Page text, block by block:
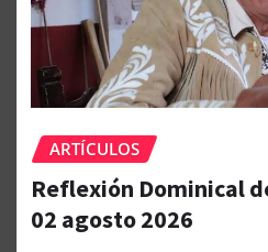
ARTÍCULOS
Reflexión Dominical
02 agosto 2026